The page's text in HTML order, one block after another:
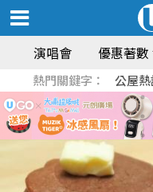
演唱會 優惠著數
熱門關鍵字： 公屋